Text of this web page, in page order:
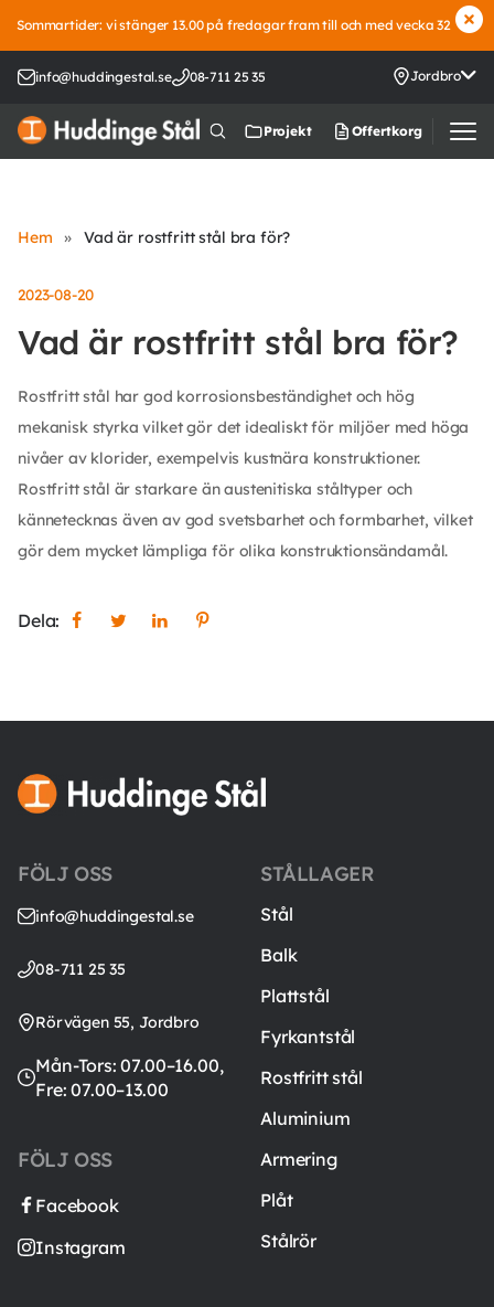
Sommartider: vi stänger 13.00 på fredagar fram till och med vecka 32
info@huddingestal.se 08-711 25 35 Jordbro
Projekt Offertkorg
Hem » Vad är rostfritt stål bra för?
2023-08-20
Vad är rostfritt stål bra för?
Rostfritt stål har god korrosionsbeständighet och hög
mekanisk styrka vilket gör det idealiskt för miljöer med höga
nivåer av klorider, exempelvis kustnära konstruktioner.
Rostfritt stål är starkare än austenitiska ståltyper och
kännetecknas även av god svetsbarhet och formbarhet, vilket
gör dem mycket lämpliga för olika konstruktionsändamål.
Dela:
FÖLJ OSS
info@huddingestal.se
08-711 25 35
Rörvägen 55, Jordbro
Mån-Tors: 07.00–16.00,
Fre: 07.00–13.00
FÖLJ OSS
Facebook
Instagram
STÅLLAGER
Stål
Balk
Plattstål
Fyrkantstål
Rostfritt stål
Aluminium
Armering
Plåt
Stålrör